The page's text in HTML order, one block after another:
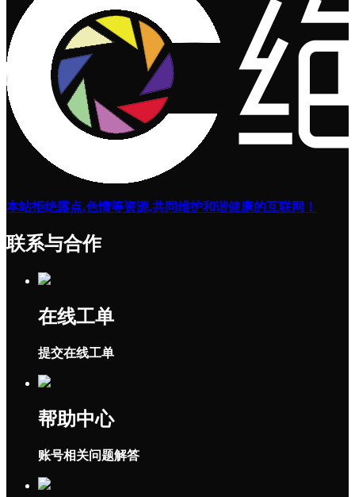
本站拒绝露点,色情等资源,共同维护和谐健康的互联网！
联系与合作
在线工单
提交在线工单
帮助中心
账号相关问题解答